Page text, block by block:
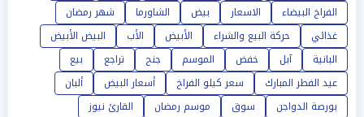
الفراخ البيضاء
الاسعار بيض الشاورما
شهر رمضان
غذائي
حركة البيع والشراء الأبيض الأب
البيض الأبيض
البانية
آبل خفض الموسم جنح تراجع
بيع
عيد الفطر المبارك
سعر كيلو الفراخ أسعار البيض
ألبان
بورصة الدواجن
سوق موسم رمضان القارئ نيوز